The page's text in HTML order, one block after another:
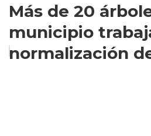
Más de 20
municipio
normalización